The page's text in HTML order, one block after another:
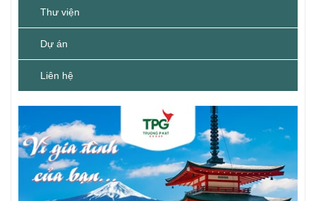
Thư viện
Dự án
Liên hệ